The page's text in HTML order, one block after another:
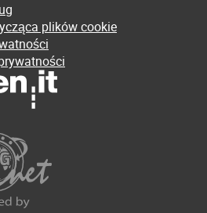
plików cookie